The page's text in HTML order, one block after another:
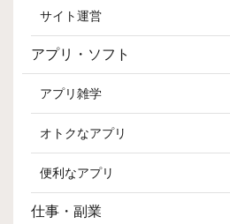
サイト運営
アプリ・ソフト
アプリ雑学
オトクなアプリ
便利なアプリ
仕事・副業